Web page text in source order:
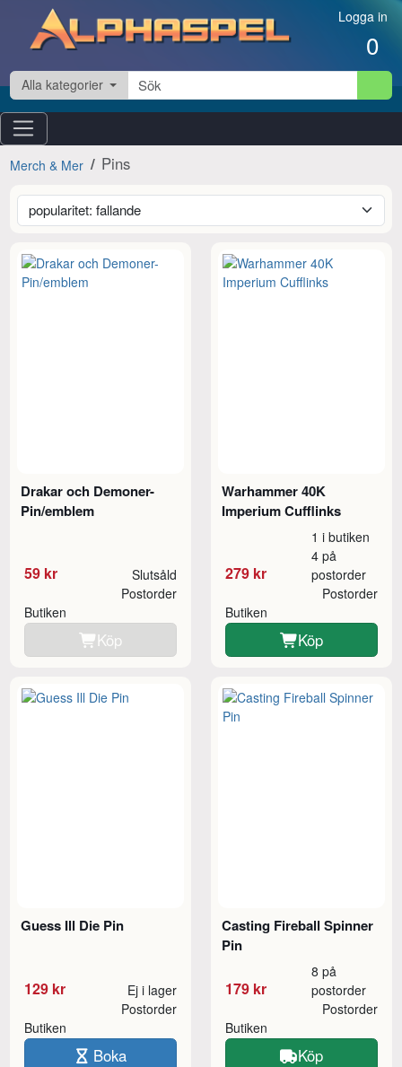
Hoppa till innehåll Logga in
0
Alla kategorier
Merch & Mer Pins
Drakar och Demoner-
Pin/emblem
59 kr Slutsåld
Butiken
Postorder
Köp
Warhammer 40K
Imperium Cufflinks
279 kr
1 i butiken
4 på
postorder
Butiken
Postorder
Köp
Guess Ill Die Pin
129 kr Ej i lager
Butiken
Postorder
Boka
Casting Fireball Spinner
Pin
179 kr
8 på
postorder
Butiken
Postorder
Köp